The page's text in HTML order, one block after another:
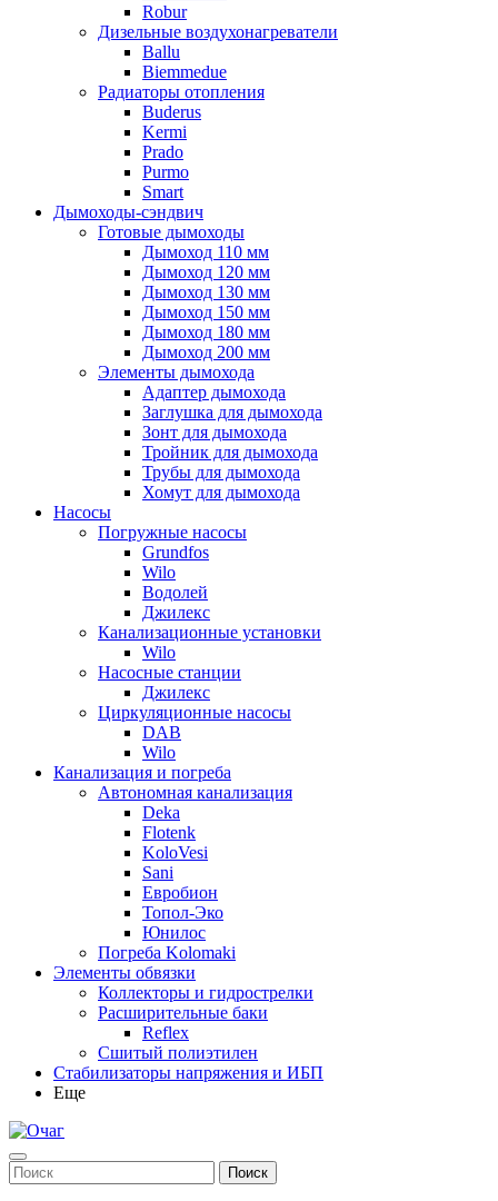
Robur
Дизельные воздухонагреватели
Ballu
Biemmedue
Радиаторы отопления
Buderus
Kermi
Prado
Purmo
Smart
Дымоходы-сэндвич
Готовые дымоходы
Дымоход 110 мм
Дымоход 120 мм
Дымоход 130 мм
Дымоход 150 мм
Дымоход 180 мм
Дымоход 200 мм
Элементы дымохода
Адаптер дымохода
Заглушка для дымохода
Зонт для дымохода
Тройник для дымохода
Трубы для дымохода
Хомут для дымохода
Насосы
Погружные насосы
Grundfos
Wilo
Водолей
Джилекс
Канализационные установки
Wilo
Насосные станции
Джилекс
Циркуляционные насосы
DAB
Wilo
Канализация и погреба
Автономная канализация
Deka
Flotenk
KoloVesi
Sani
Евробион
Топол-Эко
Юнилос
Погреба Kolomaki
Элементы обвязки
Коллекторы и гидрострелки
Расширительные баки
Reflex
Сшитый полиэтилен
Стабилизаторы напряжения и ИБП
Еще